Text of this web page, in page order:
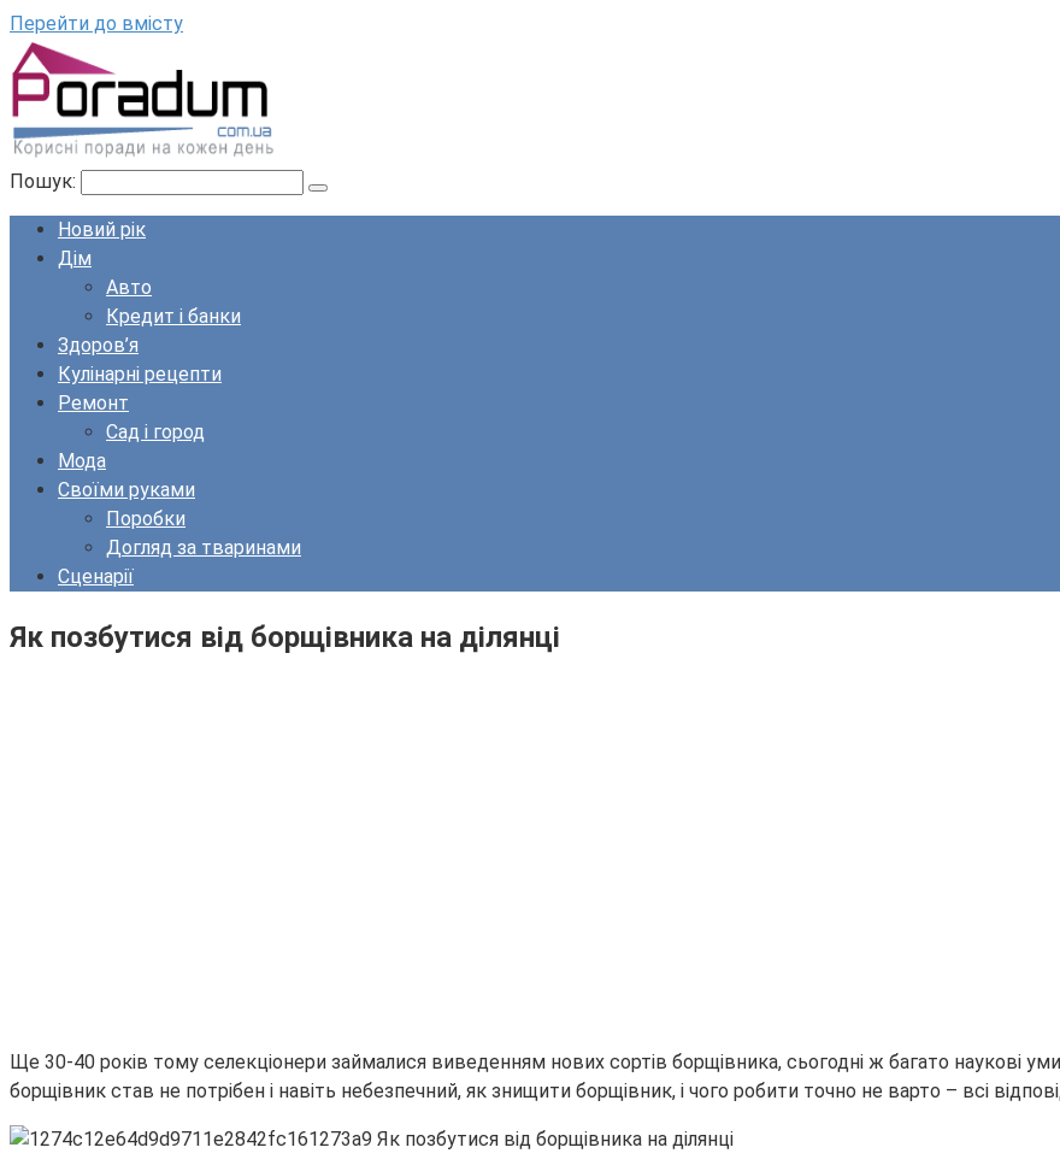
Перейти до вмісту
Пошук:
Новий рік
Дім
Авто
Кредит і банки
Здоров’я
Кулінарні рецепти
Ремонт
Сад і город
Мода
Своїми руками
Поробки
Догляд за тваринами
Сценарії
Як позбутися від борщівника на ділянці
Ще 30-40 років тому селекціонери займалися виведенням нових сортів борщівника, сьогодні ж багато наукові
борщівник став не потрібен і навіть небезпечний, як знищити борщівник, і чого робити точно не варто – всі